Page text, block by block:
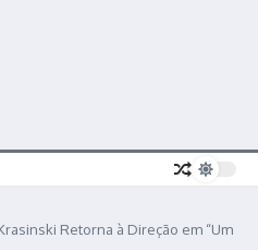
Retorna à Direção em “Um